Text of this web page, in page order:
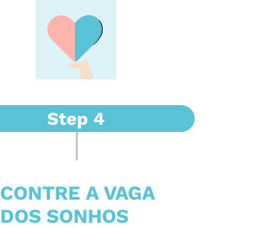
A VAGA
DOS SONHOS